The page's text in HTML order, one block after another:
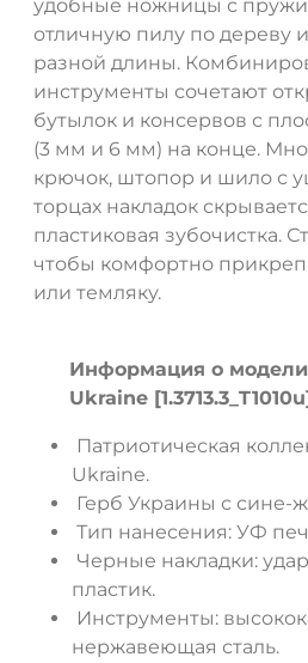
удобные ножницы с
отличную пилу по дереву
разной длины.
инструменты сочетают
бутылок и консервов с
(3 мм и 6 мм) на конце.
крючок, штопор и шило с
торцах накладок
пластиковая зубочистка.
чтобы комфортно
или темляку.
Информация о
Ukraine
Патриотическая
Ukraine.
Герб Украины с сине-
Тип нанесения: УФ
Черные накладки:
пластик.
Инструменты:
нержавеющая сталь.
ДА